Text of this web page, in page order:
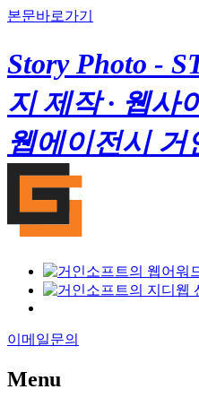
본문바로가기
Story Photo -
지 제작 · 웹사
웹에이전시 거
이메일문의
Menu